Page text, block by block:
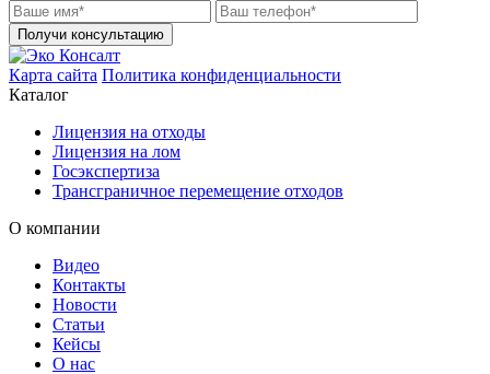
Получи консультацию
Карта сайта Политика конфиденциальности
Каталог
Лицензия на отходы
Лицензия на лом
Госэкспертиза
Трансграничное перемещение отходов
О компании
Видео
Контакты
Новости
Статьи
Кейсы
О нас